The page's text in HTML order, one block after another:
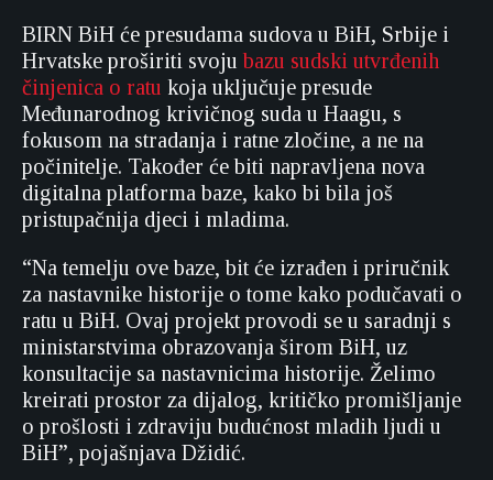
BIRN BiH će presudama sudova u BiH, Srbije i
Hrvatske proširiti svojubazu sudski utvrđenih
činjenica o ratu koja uključuje presude
Međunarodnog krivičnog suda u Haagu, s
fokusom na stradanja i ratne zločine, a ne na
počinitelje. Također će biti napravljena nova
digitalna platforma baze, kako bi bila još
pristupačnija djeci i mladima.
“Na temelju ove baze, bit će izrađen i priručnik
za nastavnike historije o tome kako podučavati o
ratu u BiH. Ovaj projekt provodi se u saradnji s
ministarstvima obrazovanja širom BiH, uz
konsultacije sa nastavnicima historije. Želimo
kreirati prostor za dijalog, kritičko promišljanje
o prošlosti i zdraviju budućnost mladih ljudi u
BiH”, pojašnjava Džidić.